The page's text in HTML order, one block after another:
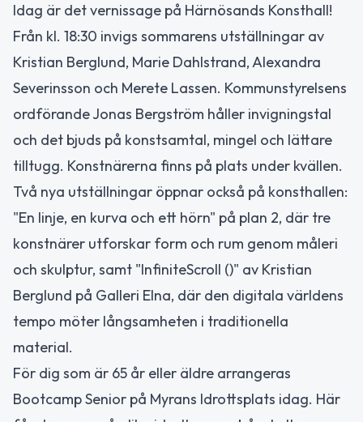
Idag är det vernissage på Härnösands Konsthall!
Från kl. 18:30 invigs sommarens utställningar av
Kristian Berglund, Marie Dahlstrand, Alexandra
Severinsson och Merete Lassen. Kommunstyrelsens
ordförande Jonas Bergström håller invigningstal
och det bjuds på konstsamtal, mingel och lättare
tilltugg. Konstnärerna finns på plats under kvällen.
Två nya utställningar öppnar också på konsthallen:
"En linje, en kurva och ett hörn" på plan 2, där tre
konstnärer utforskar form och rum genom måleri
och skulptur, samt "InfiniteScroll ()" av Kristian
Berglund på Galleri Elna, där den digitala världens
tempo möter långsamheten i traditionella
material.
För dig som är 65 år eller äldre arrangeras
Bootcamp Senior på Myrans Idrottsplats idag. Här